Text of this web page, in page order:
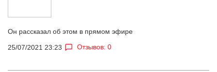
Он рассказал об этом в прямом эфире
25/07/2021 23:23 Отзывов: 0